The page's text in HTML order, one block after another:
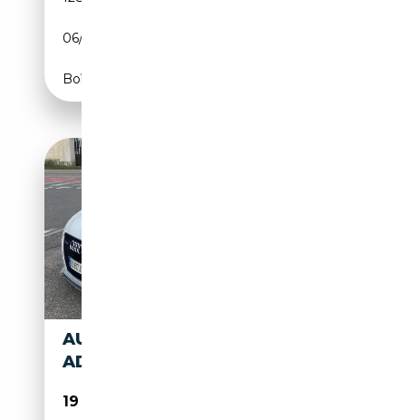
06/2014
Boîte manuelle
AUDI TT TT COUPE 2.0 TDI
ADVANCED QUATTRO S LINE
19 500€